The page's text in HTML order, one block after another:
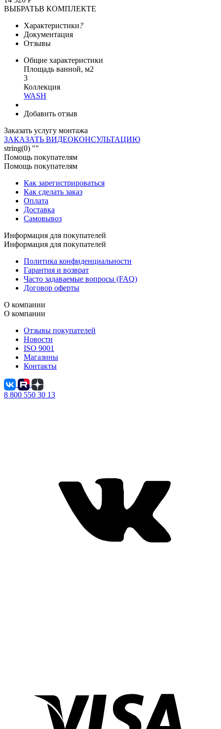
ВЫБРАТЬВ КОМПЛЕКТЕ
Характеристики?
Документация
Отзывы
Общие характеристики
Площадь ванной, м2
3
Коллекция
WASH
Добавить отзыв
Заказать услугу монтажа
ЗАКАЗАТЬ ВИДЕОКОНСУЛЬТАЦИЮ
string(0) ""
Помощь покупателям
Помощь покупателям
Как зарегистрироваться
Как сделать заказ
Оплата
Доставка
Самовывоз
Информация для покупателей
Информация для покупателей
Политика конфиденциальности
Гарантия и возврат
Часто задаваемые вопросы (FAQ)
Договор оферты
О компании
О компании
Отзывы покупателей
Новости
ISO 9001
Магазины
Контакты
8 800 550 30 13